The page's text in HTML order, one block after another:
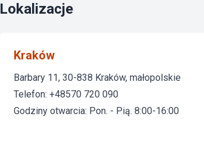
Lokalizacje
Kraków
Barbary 11, 30-838 Kraków, małopolskie
Telefon: +48570 720 090
Godziny otwarcia: Pon. - Pią. 8:00-16:00